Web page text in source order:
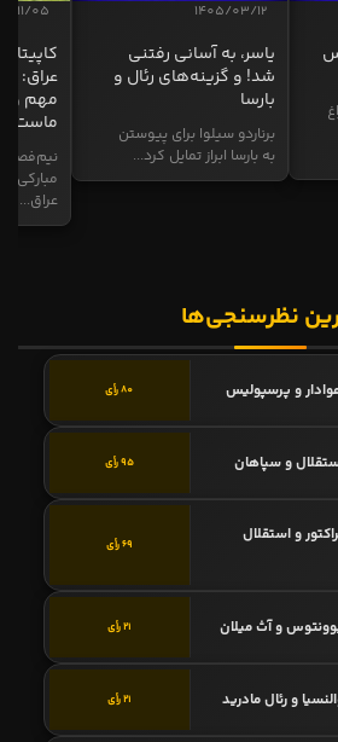
1405/03/12
یاسر، به آسانی رفتنی
شد! و گزینه‌های رئال و
بارسا
برناردو سیلوا برای پیوستن
به بارسا ابراز تمایل کرد...
11/05
عراق:
مهم و
ماست
نیم‌فصل
مبارکی
عراق...
نظرسنجی‌ها
و پرسپولیس 80 رأی
و سپاهان 95 رأی
و استقلال
69 رأی
و آث میلان 21 رأی
و رئال مادرید 21 رأی